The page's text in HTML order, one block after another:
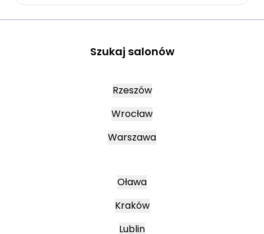
Szukaj salonów
Rzeszów
Wrocław
Warszawa
Oława
Kraków
Lublin